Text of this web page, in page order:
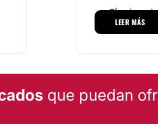
Cirugía
MEDICINA
LEER MÁS
que puedan